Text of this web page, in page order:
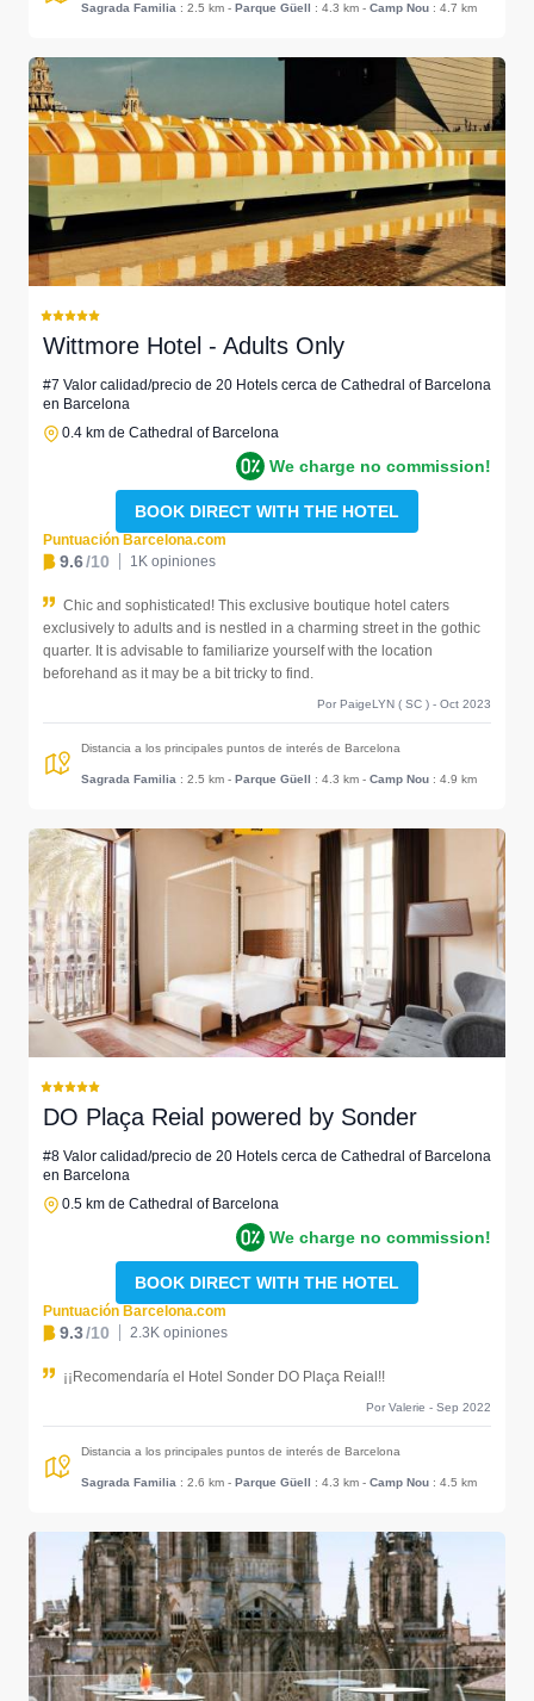
Sagrada Familia : 2.5 km - Parque Güell : 4.3 km - Camp Nou : 4.7 km
Wittmore Hotel - Adults Only
#7 Valor calidad/precio de 20 Hotels cerca de Cathedral of Barcelona
en Barcelona
0.4 km de Cathedral of Barcelona
We charge no commission!
BOOK DIRECT WITH THE HOTEL
Puntuación Barcelona.com
9.6/10 1K opiniones
Chic and sophisticated! This exclusive boutique hotel caters
exclusively to adults and is nestled in a charming street in the gothic
quarter. It is advisable to familiarize yourself with the location
beforehand as it may be a bit tricky to find.
Por PaigeLYN ( SC ) - Oct 2023
Distancia a los principales puntos de interés de Barcelona
Sagrada Familia : 2.5 km - Parque Güell : 4.3 km - Camp Nou : 4.9 km
DO Plaça Reial powered by Sonder
#8 Valor calidad/precio de 20 Hotels cerca de Cathedral of Barcelona
en Barcelona
0.5 km de Cathedral of Barcelona
We charge no commission!
BOOK DIRECT WITH THE HOTEL
Puntuación Barcelona.com
9.3/10 2.3K opiniones
¡¡Recomendaría el Hotel Sonder DO Plaça Reial!!
Por Valerie - Sep 2022
Distancia a los principales puntos de interés de Barcelona
Sagrada Familia : 2.6 km - Parque Güell : 4.3 km - Camp Nou : 4.5 km